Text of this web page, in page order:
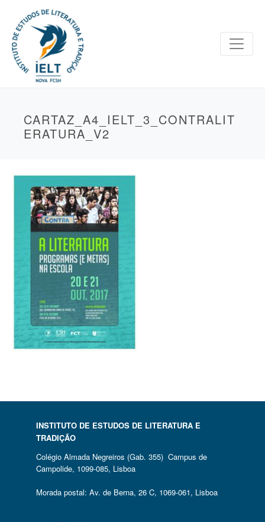
CARTAZ_A4_IELT_3_CONTRALIT
ERATURA_V2
INSTITUTO DE ESTUDOS DE LITERATURA E
TRADIÇÃO
Colégio Almada Negreiros (Gab. 355) Campus de
Campolide, 1099-085, Lisboa
Morada postal: Av. de Berna, 26 C, 1069-061, Lisboa